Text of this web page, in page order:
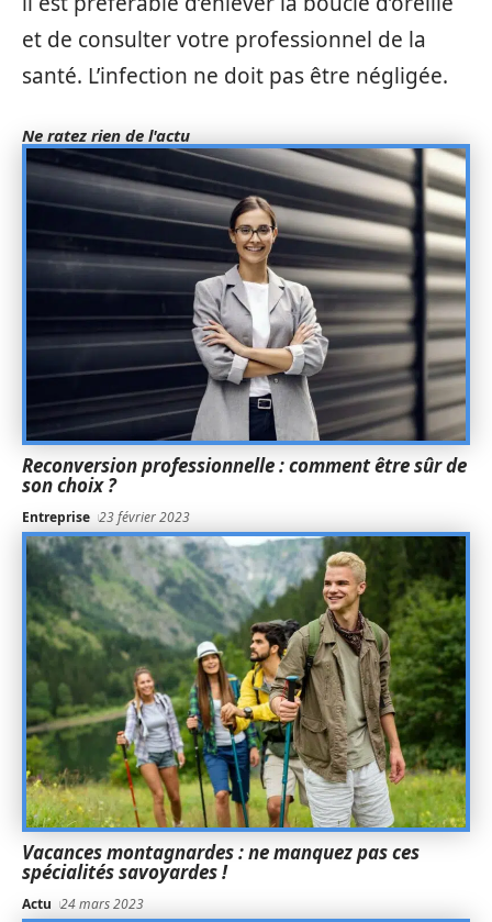
et de consulter votre professionnel de la
santé. L’infection ne doit pas être négligée.
Ne ratez rien de l'actu
Reconversion professionnelle : comment être sûr de
son choix ?
Entreprise 23 février 2023
Vacances montagnardes : ne manquez pas ces
spécialités savoyardes !
Actu 24 mars 2023